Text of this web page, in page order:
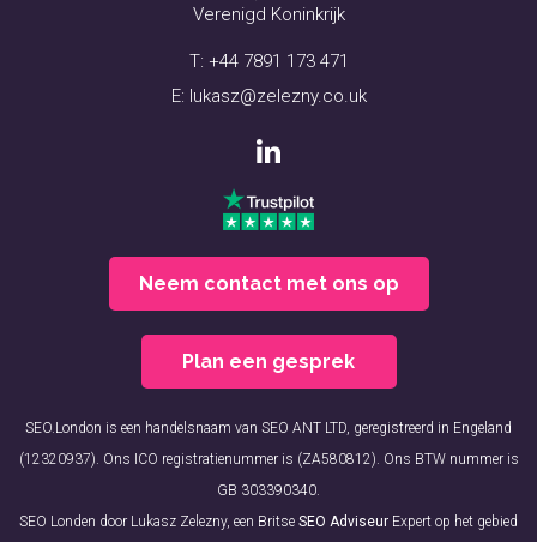
Verenigd Koninkrijk
T: +44 7891 173 471
E: lukasz@zelezny.co.uk
Neem contact met ons op
Plan een gesprek
SEO.London is een handelsnaam van SEO ANT LTD, geregistreerd in Engeland
(12320937). Ons ICO registratienummer is (ZA580812). Ons BTW nummer is
GB 303390340.
SEO Londen door Lukasz Zelezny, een Britse SEO Adviseur Expert op het gebied